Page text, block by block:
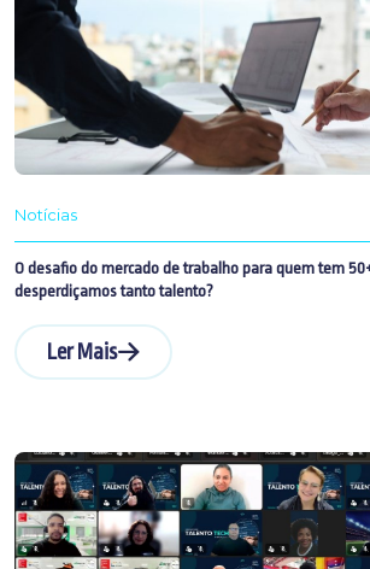
Notícias
O desafio do mercado de trabalho para quem tem
desperdiçamos tanto talento?
Ler Mais